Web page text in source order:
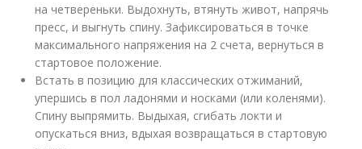
на четвереньки. Выдохнуть, втянуть живот, напрячь
пресс, и выгнуть спину. Зафиксироваться в точке
максимального напряжения на 2 счета, вернуться в
стартовое положение.
Встать в позицию для классических отжиманий,
упершись в пол ладонями и носками (или коленями).
Спину выпрямить. Выдыхая, сгибать локти и
опускаться вниз, вдыхая возвращаться в стартовую